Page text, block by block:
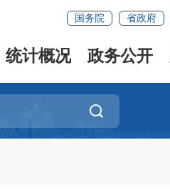
国务院 省政府
统计概况 政务公开